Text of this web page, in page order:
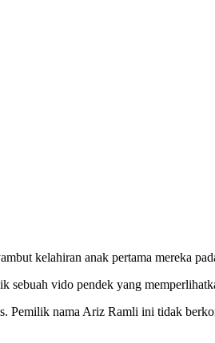
kelahiran anak pertama mereka
sebuah vido pendek yang
nama Ariz Ramli ini tidak